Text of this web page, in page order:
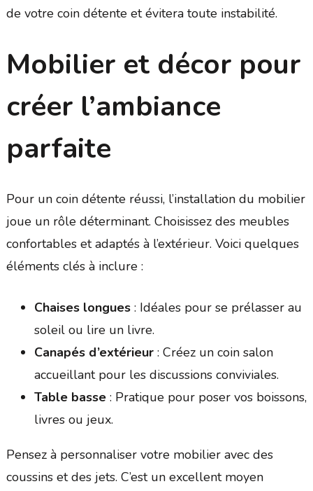
de votre coin détente et évitera toute instabilité.
Mobilier et décor pour
créer l’ambiance
parfaite
Pour un coin détente réussi, l’installation du mobilier
joue un rôle déterminant. Choisissez des meubles
confortables et adaptés à l’extérieur. Voici quelques
éléments clés à inclure :
Chaises longues: Idéales pour se prélasser au
soleil ou lire un livre.
Canapés d’extérieur: Créez un coin salon
accueillant pour les discussions conviviales.
Table basse: Pratique pour poser vos boissons,
livres ou jeux.
Pensez à personnaliser votre mobilier avec des
coussins et des jets. C’est un excellent moyen